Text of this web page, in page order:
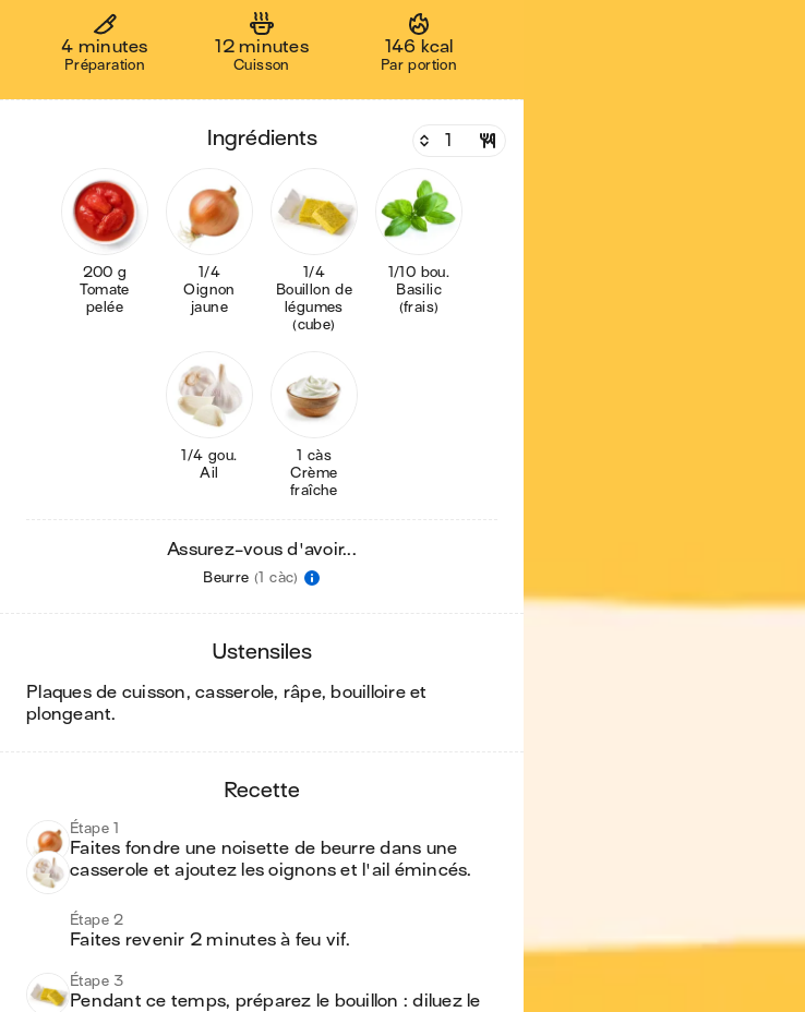
4 minutes
Préparation
12 minutes
Cuisson
146 kcal
Par portion
ingrédients
200 g
Tomate
pelée
1/4
Oignon
jaune
1/4
Bouillon de
légumes
(cube)
1/10 bou.
Basilic
(frais)
1/4 gou.
Ail
1 càs
Crème
fraîche
Assurez-vous d'avoir...
Beurre (1 càc)
ustensiles
plaques de cuisson, casserole, râpe, bouilloire et
plongeant.
recette
Étape 1
Faites fondre une noisette de beurre dans une
casserole et ajoutez les oignons et l'ail émincés.
Étape 2
Faites revenir 2 minutes à feu vif.
Étape 3
Pendant ce temps, préparez le bouillon : diluez le